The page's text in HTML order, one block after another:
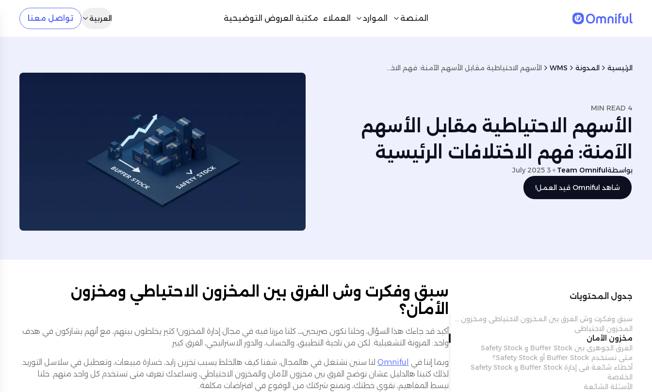
المنصة الموارد العملاء مكتبة العروض التوضيحية العربية تواصل معنا
الرئيسية المدونة WMS الأسهم الاحتياطية مقابل الأسهم الآمنة: فهم الاختلافات الرئيسية
4 MIN READ
الأسهم الاحتياطية مقابل الأسهم
الآمنة: فهم الاختلافات الرئيسية
بواسطةTeam Omniful
3 July 2025
شاهد Omniful قيد العمل!
جدول المحتويات
سبق وفكرت وش الفرق بين المخزون الاحتياطي ومخزون الأمان؟
المخزون الاحتياطي
مخزون الأمان
الفرق الجوهري بين Buffer Stock و Safety Stock
متى نستخدم Buffer Stock أو Safety Stock؟
أخطاء شائعة في إدارة Buffer Stock و Safety Stock
الخلاصة
الأسئلة الشائعة
سبق وفكرت وش الفرق بين المخزون الاحتياطي ومخزون
الأمان؟
أكيد قد جاءك هذا السؤال، وخلنا نكون صريحين… كلنا مررنا فيه في مجال إدارة المخزون! كثير يخلطون بينهم، مع أنهم يشاركون في هدف
واحد: المرونة التشغيلية. لكن من ناحية التطبيق، والحساب، والدور الاستراتيجي، الفرق كبير.
وبما إننا في Omniful لنا سنين نشتغل في هالمجال، شفنا كيف هالخلط يسبب تخزين زايد، خسارة مبيعات، وتعطيل في سلاسل التوريد.
لذلك كتبنا هالدليل عشان نوضح الفرق بين مخزون الأمان والمخزون الاحتياطي، ونساعدك تعرف متى تستخدم كل واحد منهم. خلنا
نبسط المفاهيم، نقوي خطتك، ونمنع شركتك من الوقوع في افتراضات مكلفة.